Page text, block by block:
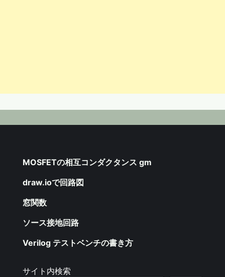
MOSFETの相互コンダクタンス gm
draw.ioで回路図
窓関数
ソース接地回路
Verilog テストベンチの書き方
サイト内検索